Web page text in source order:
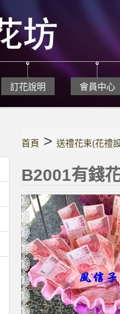
訂花說明 會員中心
首頁 >送禮花束(花禮
B2001有錢